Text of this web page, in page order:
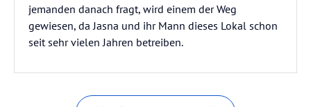
jemanden danach fragt, wird einem der Weg
gewiesen, da Jasna und ihr Mann dieses Lokal schon
seit sehr vielen Jahren betreiben.